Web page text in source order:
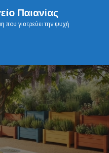
Παιανίας
που γιατρεύει την ψυχή